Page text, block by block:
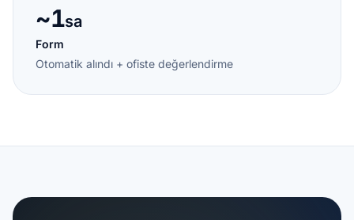
~1sa
Form
Otomatik alındı + ofiste değerlendirme